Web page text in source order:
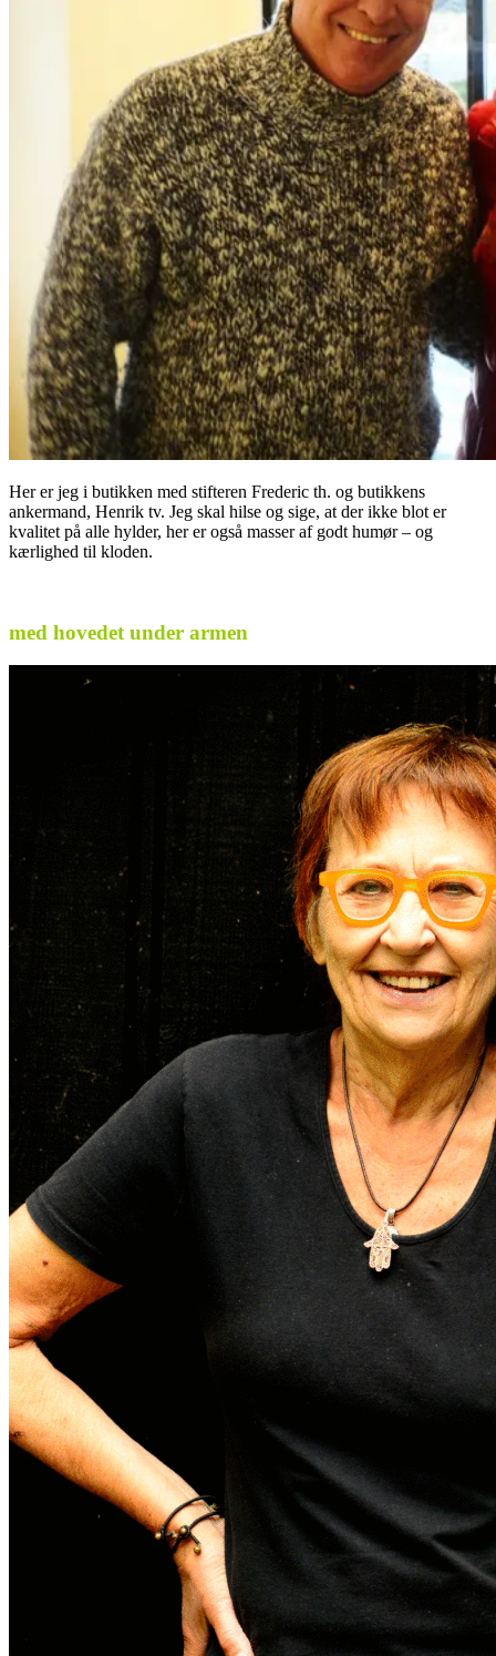
Her er jeg i butikken med stifteren Frederic th. og butikkens
ankermand, Henrik tv. Jeg skal hilse og sige, at der ikke blot er
kvalitet på alle hylder, her er også masser af godt humør – og
kærlighed til kloden.
med hovedet under armen